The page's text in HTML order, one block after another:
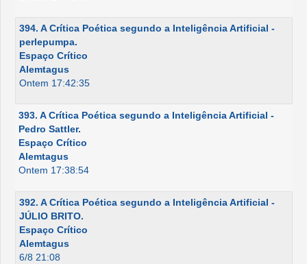
394. A Crítica Poética segundo a Inteligência Artificial -
perlepumpa.
Espaço Crítico
Alemtagus
Ontem 17:42:35
393. A Crítica Poética segundo a Inteligência Artificial -
Pedro Sattler.
Espaço Crítico
Alemtagus
Ontem 17:38:54
392. A Crítica Poética segundo a Inteligência Artificial -
JÚLIO BRITO.
Espaço Crítico
Alemtagus
6/8 21:08